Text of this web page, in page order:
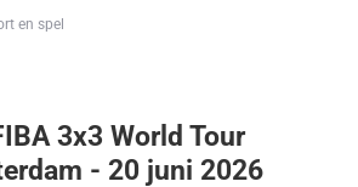
en spel
3x3 World Tour
- 20 juni 2026